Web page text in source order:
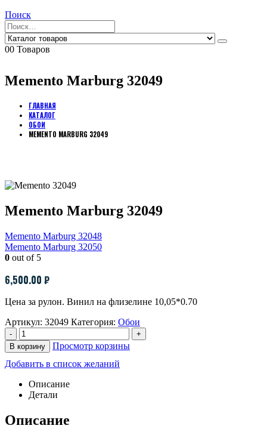
Поиск
00 Товаров
Memento Marburg 32049
ГЛАВНАЯ
КАТАЛОГ
ОБОИ
MEMENTO MARBURG 32049
Memento Marburg 32049
Memento Marburg 32048
Memento Marburg 32050
0 out of 5
6,500.00 ₽
Цена за рулон. Винил на флизелине 10,05*0.70
Артикул: 32049 Категория: Обои
-
+
В корзину
Просмотр корзины
Добавить в список желаний
Описание
Детали
Описание